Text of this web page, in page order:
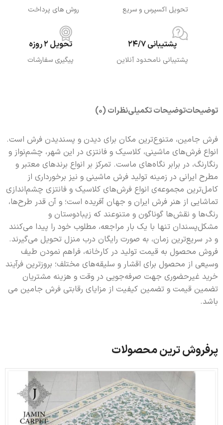
تحویل اکسپرس و سریع روش های پرداخت
پشتیبانی 24/7
پشتیبانی نامحدود آنلاین
تحویل 2 روزه
پیگیری سفارشات
توضیحاتتوضیحات تکمیلینظرات (0)
فرش جامین، متنوع‌ترین مکان برای دیدن و پسندیدن فرش است.
انواع فرش‌های ماشینی، کلاسیک و فانتزی در این شهر، چشم‌نواز و
رنگارنگ، در برابر نگاه‌های ماست. تمرکز بر انواع برندهای معتبر و
مطرح ایرانی در زمینه تولید فرش ماشینی و نیز برخورداری از
کامل‌ترین مجموعه‌ی انواع فرش‌های کلاسیک و فانتزی چشم‌اندازی
تماشایی از هنر فرش ایران و جهان آفریده است؛ و آن قدر طرح‌ها،
رنگ‌ها و نقش‌ها گونا‌گون و متنوعند که زیبادوستان و
مشکل‌پسندان تنها با یک بار مراجعه، مطلوب خود را پیدا می‌کنند
و در سریع‌ترین زمان، به صورت رایگان درب منزل تحویل می‌گیرند.
فروش محصول به قیمت تولید در کارخانه، فراهم نمودن طیف
وسیعی از محصول برای اقشار و سلیقه‌های مختلف؛ بروزترین فرآیند
خرید غیرحضوری جهت صرفه‌جویی در وقت و هزینه مشتریان
تضمین قیمت و تضمین کیفیت از مزایای رقابتی فرش جامین می
باشد.
پرفروش ترین محصولات